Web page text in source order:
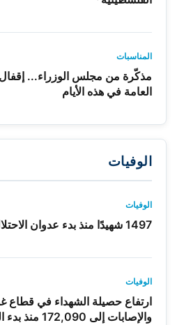
المناسبات
مذكّرة من مجلس الوزراء...
العامة في هذه الأيام
الوفيات
الوفيات
1497 شهيدًا منذ بدء عدوان الاحتلال على لبنان
الوفيات
والإصابات إلى 172,090 منذ بدء العدوان